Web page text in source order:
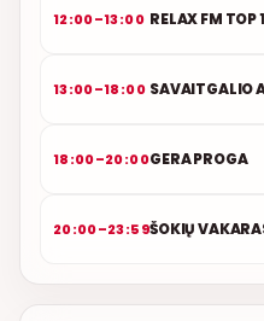
12:00–13:00 RELAX FM TOP
13:00–18:00 SAVAITGALIO
18:00–20:00GERA PROGA
20:00–23:59ŠOKIŲ